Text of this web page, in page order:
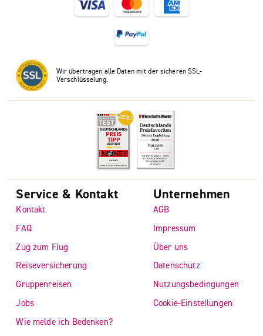
Wir übertragen alle Daten mit der sicheren SSL-
Verschlüsselung.
Service & Kontakt
Kontakt
FAQ
Zug zum Flug
Reiseversicherung
Gruppenreisen
Jobs
Wie melde ich Bedenken?
Unternehmen
AGB
Impressum
Über uns
Datenschutz
Nutzungsbedingungen
Cookie-Einstellungen